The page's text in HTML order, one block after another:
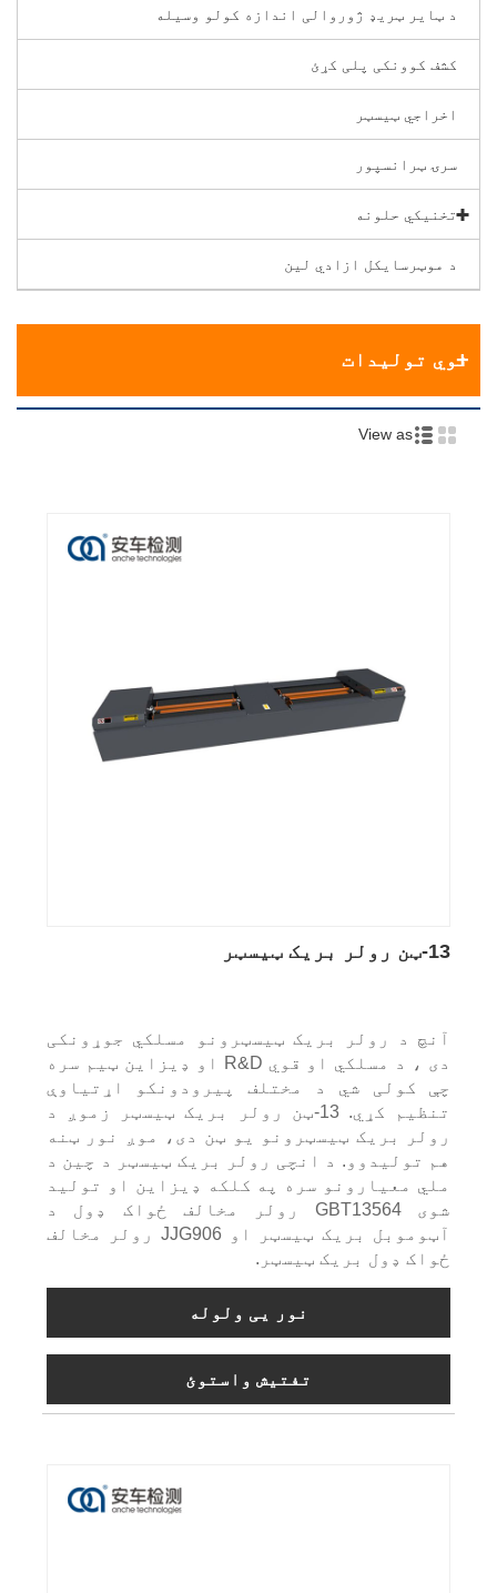
د ټایر ټریډ ژوروالی اندازه کولو وسیله
کشف کوونکی پلی کړئ
اخراجي ټیسټر
سرۍ ټرانسپور
تخنیکي حلونه
د موټرسایکل ازادي لین
نوي تولیدات
View as
13-ټن رولر بریک ټیسټر
آنچ د رولر بریک ټیسټرونو مسلکي جوړونکی
دی ، د مسلکي او قوي R&D او ډیزاین ټیم سره
چې کولی شي د مختلف پیرودونکو اړتیاوې
تنظیم کړي. 13-ټن رولر بریک ټیسټر زموږ د
رولر بریک ټیسټرونو یو ټن دی، موږ نور ټنه
هم تولیدوو. د انچی رولر بریک ټیسټر د چین د
ملي معیارونو سره په کلکه ډیزاین او تولید
شوی GBT13564 رولر مخالف ځواک ډول د
آټوموبل بریک ټیسټر او JJG906 رولر مخالف
ځواک ډول بریک ټیسټر.
نور یی ولوله
تفتیش واستوئ